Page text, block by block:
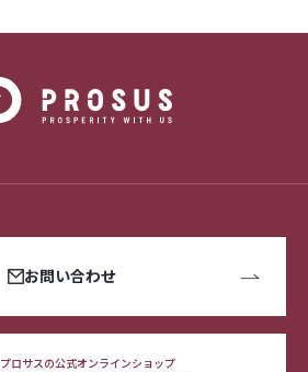
お問い合わせ
プロサスの公式オンラインショップ